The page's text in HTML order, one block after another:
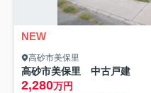
NEW
高砂市美保里
高砂市美保里 中古戸建
2,280万円